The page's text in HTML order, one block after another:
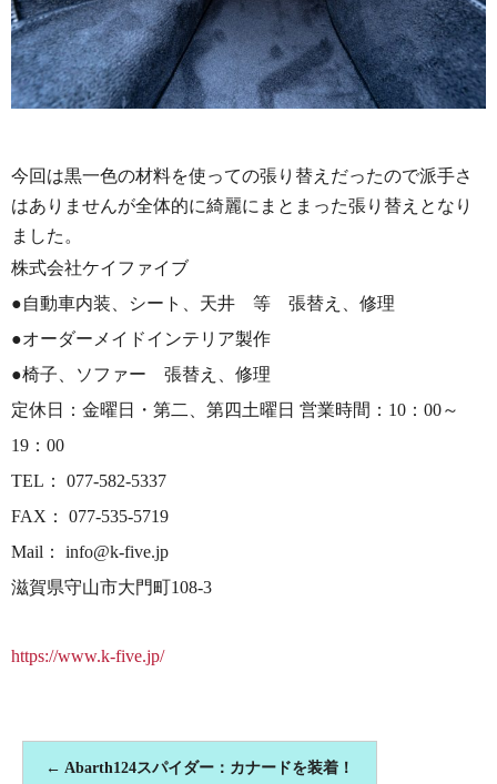
今回は黒一色の材料を使っての張り替えだったので派手さ
はありませんが全体的に綺麗にまとまった張り替えとなり
ました。
株式会社ケイファイブ
●自動車内装、シート、天井 等 張替え、修理
●オーダーメイドインテリア製作
●椅子、ソファー 張替え、修理
定休日：金曜日・第二、第四土曜日 営業時間：10：00～
19：00
TEL： 077-582-5337
FAX： 077-535-5719
Mail： info@k-five.jp
滋賀県守山市大門町108-3
https://www.k-five.jp/
← Abarth124スパイダー：カナードを装着！